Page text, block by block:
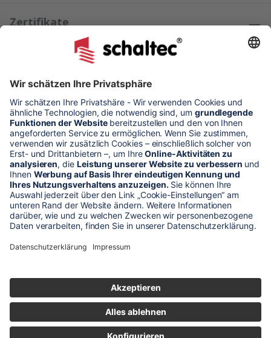
Zertifikate
Kundenmeinungen
* Alle Preise verstehen sich zzgl. Mehrwertsteuer und Versandkosten
Unser Shop-Angebot richtet sich nur an gewerbliche
** LP = Listenneupreis (netto) des Herstellers
Mitarbeitern bearbeitet. Sie erhalten in jedem Fall ein Angebot bzw.
eine Auftragsbestätigung.
Produktabbildungen von Gebrauchtartikeln entsprechen nicht immer
der vorrätigen Ware - sie können ähnliche Produkte zeigen.